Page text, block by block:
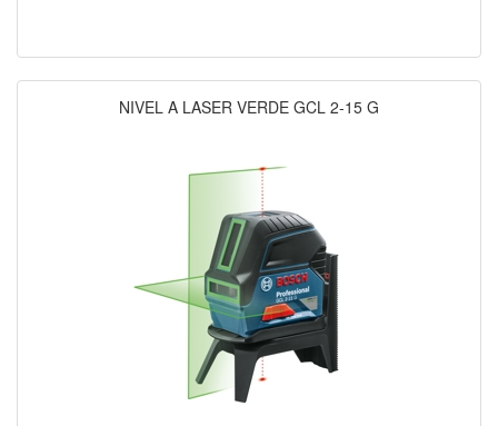
NIVEL A LASER VERDE GCL 2-15 G